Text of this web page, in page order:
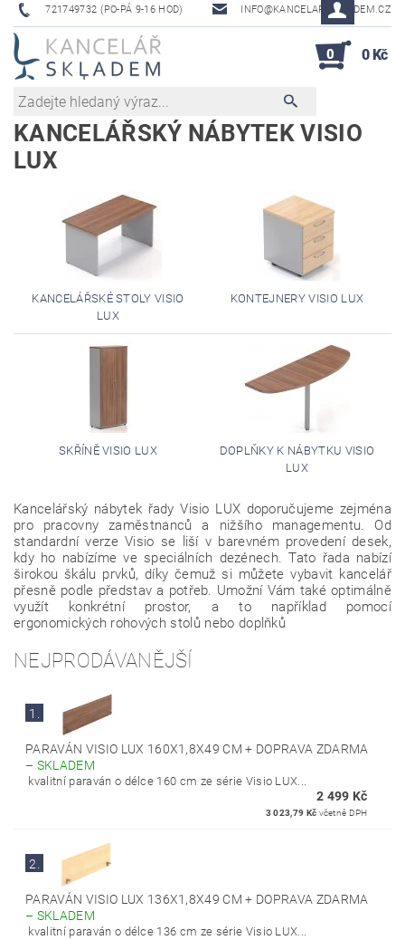
721749732 (PO-PÁ 9-16 HOD) INFO@KANCELAR-SKLADEM.CZ
0 0 Kč
KANCELÁŘSKÝ NÁBYTEK VISIO
LUX
KANCELÁŘSKÉ STOLY VISIO
LUX
KONTEJNERY VISIO LUX
SKŘÍNĚ VISIO LUX
DOPLŇKY K NÁBYTKU VISIO
LUX
Kancelářský nábytek řady Visio LUX doporučujeme zejména
pro pracovny zaměstnanců a nižšího managementu. Od
standardní verze Visio se liší v barevném provedení desek,
kdy ho nabízíme ve speciálních dezénech. Tato řada nabízí
širokou škálu prvků, díky čemuž si můžete vybavit kancelář
přesně podle představ a potřeb. Umožní Vám také optimálně
využít konkrétní prostor, a to například pomocí
ergonomických rohových stolů nebo doplňků
NEJPRODÁVANĚJŠÍ
1.
PARAVÁN VISIO LUX 160X1,8X49 CM + DOPRAVA ZDARMA
– SKLADEM
kvalitní paraván o délce 160 cm ze série Visio LUX...
2 499 Kč
3 023,79 Kč včetně DPH
2.
PARAVÁN VISIO LUX 136X1,8X49 CM + DOPRAVA ZDARMA
– SKLADEM
kvalitní paraván o délce 136 cm ze série Visio LUX...